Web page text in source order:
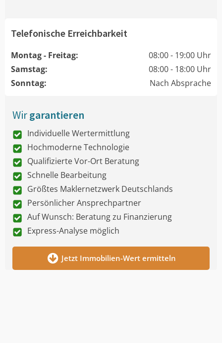
Telefonische Erreichbarkeit
Montag - Freitag:
08:00 - 19:00 Uhr
Samstag:
08:00 - 18:00 Uhr
Sonntag:
Nach Absprache
Wirgarantieren
Individuelle Wertermittlung
Hochmoderne Technologie
Qualifizierte Vor-Ort Beratung
Schnelle Bearbeitung
Größtes Maklernetzwerk Deutschlands
Persönlicher Ansprechpartner
Auf Wunsch: Beratung zu Finanzierung
Express-Analyse möglich
Jetzt Immobilien-Wert ermitteln